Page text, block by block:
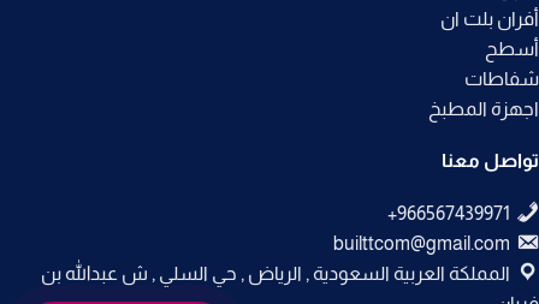
أفران بلت ان
أسطح
شفاطات
اجهزة المطبخ
تواصل معنا
builttcom@gmail.com
المملكة العربية السعودية , الرياض , حي السلي , ش عبدالله بن